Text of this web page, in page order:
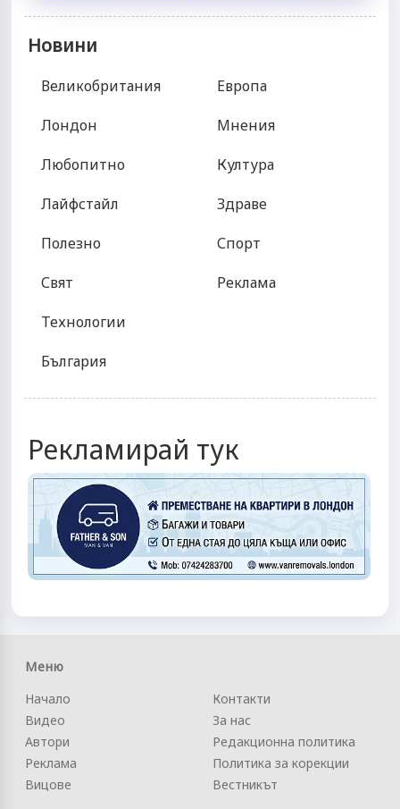
Новини
Великобритания
Лондон
Любопитно
Лайфстайл
Полезно
Свят
Технологии
България
Европа
Мнения
Култура
Здраве
Спорт
Реклама
Рекламирай тук
Меню
Начало
Видео
Автори
Реклама
Вицове
Контакти
За нас
Редакционна политика
Политика за корекции
Вестникът